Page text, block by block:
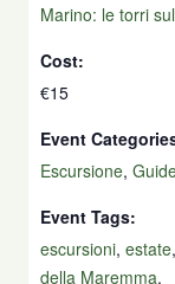
Marino: le torri
Cost:
€15
Event
Escursione,
Event Tags:
escursioni, estate,
della Maremma,